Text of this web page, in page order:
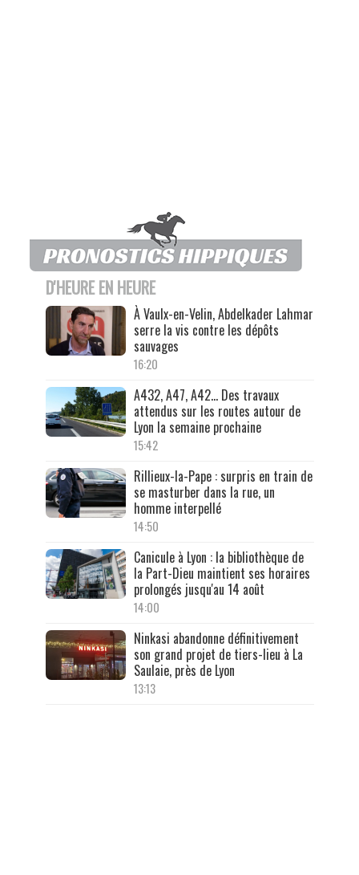
D'HEURE EN HEURE
À Vaulx-en-Velin, Abdelkader Lahmar
serre la vis contre les dépôts
sauvages
16:20
A432, A47, A42… Des travaux
attendus sur les routes autour de
Lyon la semaine prochaine
15:42
Rillieux-la-Pape : surpris en train de
se masturber dans la rue, un
homme interpellé
14:50
Canicule à Lyon : la bibliothèque de
la Part-Dieu maintient ses horaires
prolongés jusqu'au 14 août
14:00
Ninkasi abandonne définitivement
son grand projet de tiers-lieu à La
Saulaie, près de Lyon
13:13